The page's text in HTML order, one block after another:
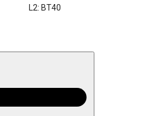
L2: BT40